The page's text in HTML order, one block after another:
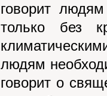
говорит
только без
людям
говорит о